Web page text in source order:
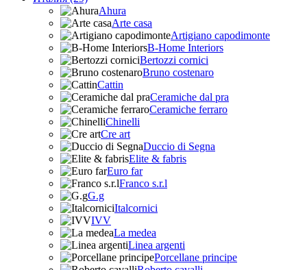
Ahura
Arte casa
Artigiano capodimonte
B-Home Interiors
Bertozzi cornici
Bruno costenaro
Cattin
Ceramiche dal pra
Ceramiche ferraro
Chinelli
Cre art
Duccio di Segna
Elite & fabris
Euro far
Franco s.r.l
G.g
Italcornici
IVV
La medea
Linea argenti
Porcellane principe